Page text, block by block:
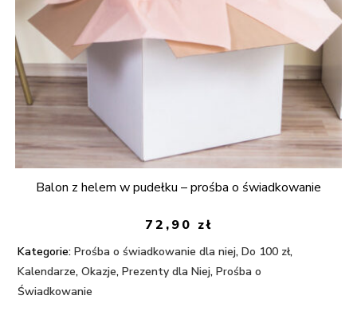
Balon z helem w pudełku – prośba o świadkowanie
72,90 zł
Kategorie: Prośba o świadkowanie dla niej,Do 100 zł,
Kalendarze,Okazje,Prezenty dla Niej,Prośba o
Świadkowanie